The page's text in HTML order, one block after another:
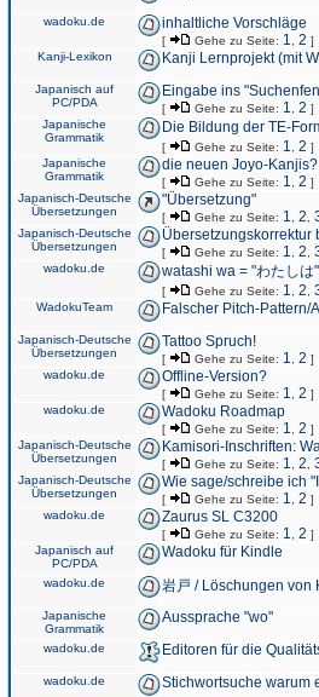
wadoku.de inhaltliche Vorschläge
[ Gehe zu Seite: 1 2 ]
Kanji-Lexikon
Kanji Lernprojekt (mit
Japanisch auf
PC/PDA
Eingabe ins
[ Gehe zu Seite: 1 2 ]
Japanische
Grammatik
Die Bildung der TE-
[ Gehe zu Seite: 1 2 ]
Japanische
Grammatik
die neuen Joyo-Kanjis?
[ Gehe zu Seite: 1 2 ]
Japanisch-Deutsche
Übersetzungen
"Übersetzung"
[ Gehe zu Seite: 1 2
Japanisch-Deutsche
Übersetzungen
Übersetzungskorrektur
[ Gehe zu Seite: 1 2
wadoku.de
watashi wa = "わたしは
[ Gehe zu Seite: 1 2
WadokuTeam
Falscher Pitch-Pattern/
Japanisch-Deutsche
Übersetzungen
Tattoo Spruch!
[ Gehe zu Seite: 1 2 ]
wadoku.de
Offline-Version?
[ Gehe zu Seite: 1 2 ]
wadoku.de
Wadoku Roadmap
[ Gehe zu Seite: 1 2 ]
Japanisch-Deutsche
Übersetzungen
Kamisori-Inschriften:
[ Gehe zu Seite: 1 2
Japanisch-Deutsche
Übersetzungen
Wie sage/schreibe ich
[ Gehe zu Seite: 1 2 ]
wadoku.de
Zaurus SL C3200
[ Gehe zu Seite: 1 2 ]
Japanisch auf
PC/PDA
Wadoku für Kindle
wadoku.de 岩戸 / Löschungen von
Japanische
Grammatik
Aussprache "wo"
wadoku.de Editoren für die
wadoku.de Stichwortsuche warum